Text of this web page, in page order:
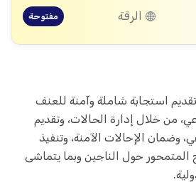
الرقة مفتوحة
استجابة شاملة وآمنة للعنف
من خلال إدارة الحالات، وتقديم
وضمان الإحالات الآمنة، وتنفيذ
المتمحور حول الناجين وبما يتماشى